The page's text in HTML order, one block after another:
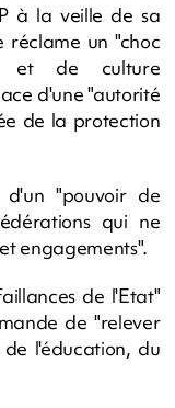
à la veille de sa
un "choc
et de culture
d'une "autorité
de la protection
"pouvoir de
qui ne
engagements".
de l'Etat"
de "relever
l'éducation, du